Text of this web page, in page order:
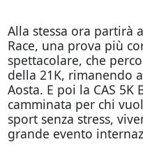
Alla stessa ora partirà
Race, una prova più
spettacolare, che
della 21K, rimanendo
Aosta. E poi la CAS
camminata per chi
sport senza stress,
grande evento